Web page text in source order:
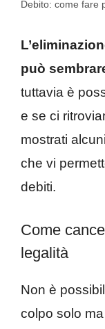
Debito: come fare
può
tuttavia è
e se ci
mostrati
che vi
debiti.
Come
legalità
Non è
colpo solo